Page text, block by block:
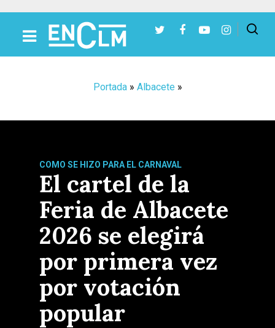
Portada» Albacete »
COMO SE HIZO PARA EL CARNAVAL
El cartel de la
Feria de Albacete
2026 se elegirá
por primera vez
por votación
popular